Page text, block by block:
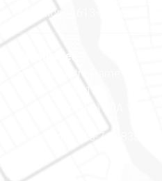
Téléphone : 613-745-8387
Est ontarien
888, rue Notre-Dame
Case postale 101
Embrun (Ontario) K0A 1W1
Téléphone : 613-745-8387